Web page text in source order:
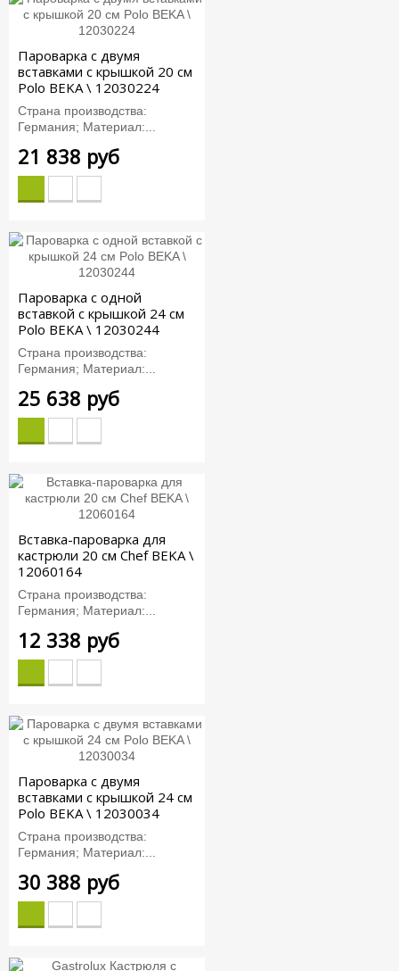
Пароварка с двумя
вставками с крышкой 20 см
Polo BEKA \ 12030224
Страна производства:
Германия; Материал:...
21 838 руб
Пароварка с одной
вставкой с крышкой 24 см
Polo BEKA \ 12030244
Страна производства:
Германия; Материал:...
25 638 руб
Вставка-пароварка для
кастрюли 20 см Chef BEKA \
12060164
Страна производства:
Германия; Материал:...
12 338 руб
Пароварка с двумя
вставками с крышкой 24 см
Polo BEKA \ 12030034
Страна производства:
Германия; Материал:...
30 388 руб